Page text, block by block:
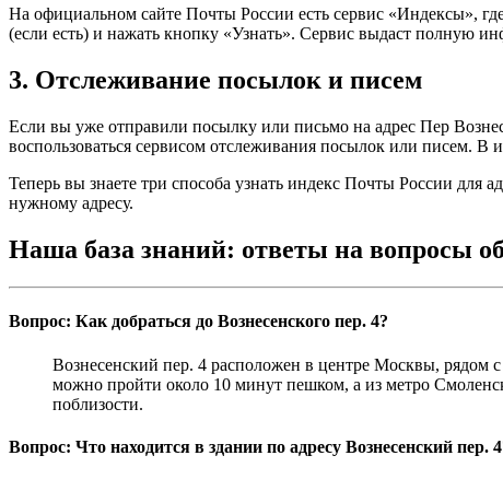
На официальном сайте Почты России есть сервис «Индексы»,
(если есть) и нажать кнопку «Узнать». Сервис выдаст полную
3. Отслеживание посылок и писем
Если вы уже отправили посылку или письмо на адрес Пер
воспользоваться сервисом отслеживания посылок или писем. В
Теперь вы знаете три способа узнать индекс Почты России
нужному адресу.
Наша база знаний: ответы на вопросы
Вопрос: Как добраться до Вознесенского пер. 4?
Вознесенский пер. 4 расположен в центре Москвы, рядом
можно пройти около 10 минут пешком, а из метро
поблизости.
Вопрос: Что находится в здании по адресу Вознесенский пер.